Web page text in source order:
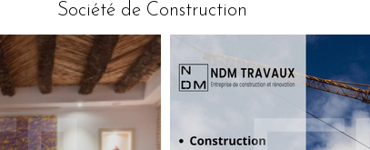
Société de Construction